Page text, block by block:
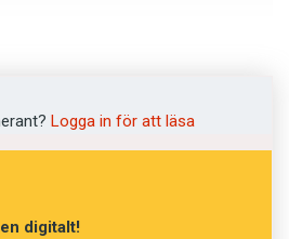
Logga in för att läsa
digitalt!